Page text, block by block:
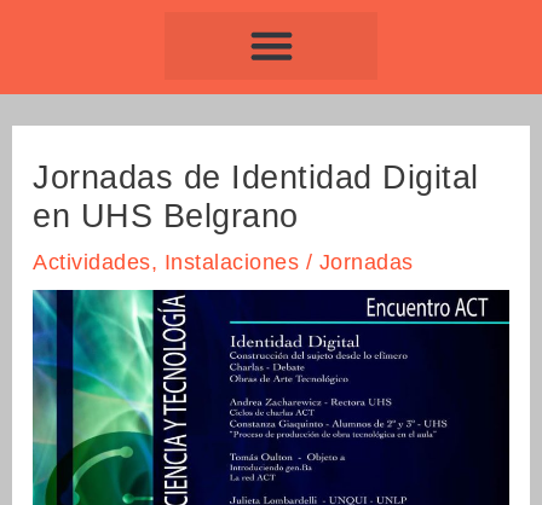
Jornadas de Identidad Digital
en UHS Belgrano
Actividades, Instalaciones / Jornadas